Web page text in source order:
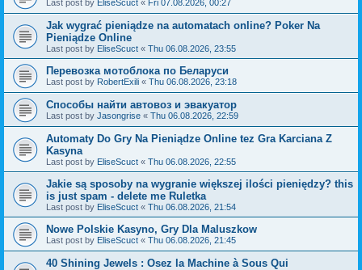
Last post by EliseScuct « Fri 07.08.2026, 00:27
Jak wygrać pieniądze na automatach online? Poker Na
Pieniądze Online
Last post by EliseScuct « Thu 06.08.2026, 23:55
Перевозка мотоблока по Беларуси
Last post by RobertExili « Thu 06.08.2026, 23:18
Способы найти автовоз и эвакуатор
Last post by Jasongrise « Thu 06.08.2026, 22:59
Automaty Do Gry Na Pieniądze Online tez Gra Karciana Z
Kasyna
Last post by EliseScuct « Thu 06.08.2026, 22:55
Jakie są sposoby na wygranie większej ilości pieniędzy? this
is just spam - delete me Ruletka
Last post by EliseScuct « Thu 06.08.2026, 21:54
Nowe Polskie Kasyno, Gry Dla Maluszkow
Last post by EliseScuct « Thu 06.08.2026, 21:45
40 Shining Jewels : Osez la Machine à Sous Qui